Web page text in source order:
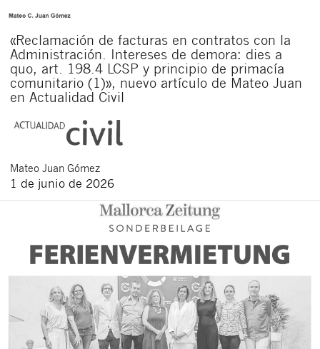
«Reclamación de facturas en contratos con la
Administración. Intereses de demora: dies a
quo, art. 198.4 LCSP y principio de primacía
comunitario (1)», nuevo artículo de Mateo Juan
en Actualidad Civil
Mateo Juan Gómez
1 de junio de 2026